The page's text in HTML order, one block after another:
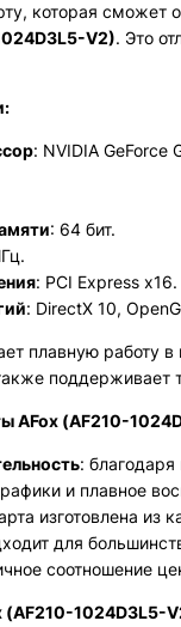
которая сможет
V2). Это
: NVIDIA GeForce
: 64 бит.
: PCI Express x16.
: DirectX 10,
плавную работу
поддерживает
AFox (AF210-
:
и плавное
изготовлена из
для
соотношение
(AF210-1024D3L5-